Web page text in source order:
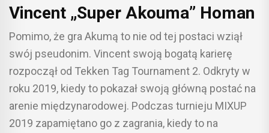
Vincent „Super Akouma” Homan
Pomimo, że gra Akumą to nie od tej postaci wziął
swój pseudonim. Vincent swoją bogatą karierę
rozpoczął od Tekken Tag Tournament 2. Odkryty w
roku 2019, kiedy to pokazał swoją główną postać na
arenie międzynarodowej. Podczas turnieju MIXUP
2019 zapamiętano go z zagrania, kiedy to na